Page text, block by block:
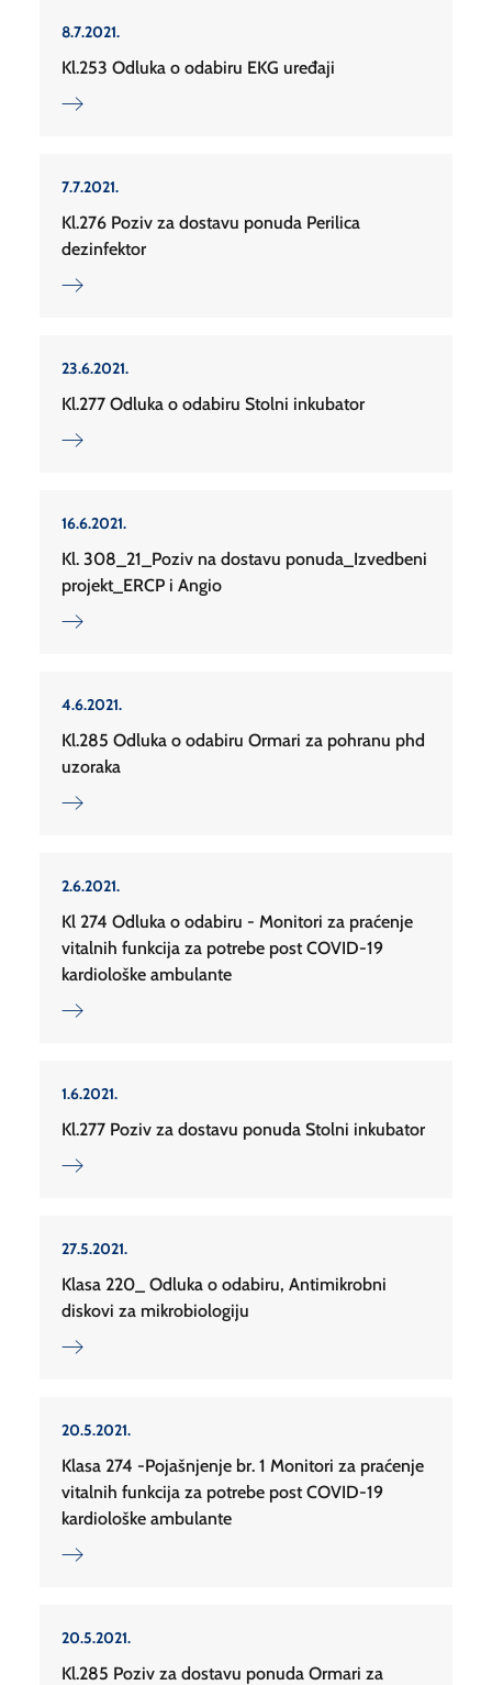
8.7.2021.
Kl.253 Odluka o odabiru EKG uređaji
7.7.2021.
Kl.276 Poziv za dostavu ponuda Perilica
dezinfektor
23.6.2021.
Kl.277 Odluka o odabiru Stolni inkubator
16.6.2021.
Kl. 308_21_Poziv na dostavu ponuda_Izvedbeni
projekt_ERCP i Angio
4.6.2021.
Kl.285 Odluka o odabiru Ormari za pohranu phd
uzoraka
2.6.2021.
Kl 274 Odluka o odabiru - Monitori za praćenje
vitalnih funkcija za potrebe post COVID-19
kardiološke ambulante
1.6.2021.
Kl.277 Poziv za dostavu ponuda Stolni inkubator
27.5.2021.
Klasa 220_ Odluka o odabiru, Antimikrobni
diskovi za mikrobiologiju
20.5.2021.
Klasa 274 -Pojašnjenje br. 1 Monitori za praćenje
vitalnih funkcija za potrebe post COVID-19
kardiološke ambulante
20.5.2021.
Kl.285 Poziv za dostavu ponuda Ormari za